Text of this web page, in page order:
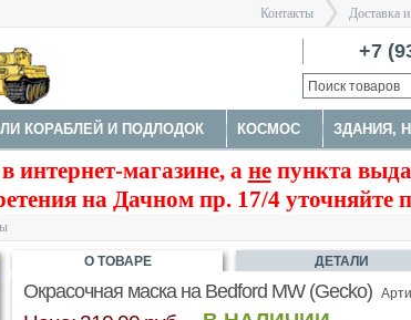
Контакты
>
Доставка
+7
Санкт-
КОРАБЛЕЙ И ПОДЛОДОК КОСМОС ЗДАНИЯ,
ДЕТАЛИРОВКИ ОКРАСОЧНЫЕ МАСКИ,
интернет-магазине, а непункта
на Дачном пр. 17/4 уточняйте
Окрасочная маска на Bedford MW (Gecko)
О ТОВАРЕ ДЕТАЛИ